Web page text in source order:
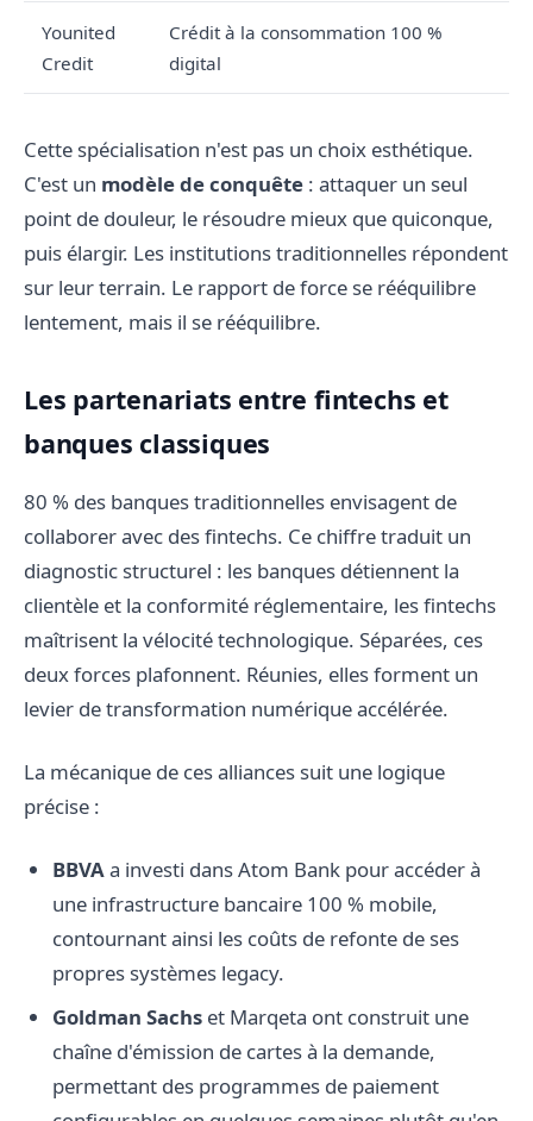
Younited
Credit
Crédit à la consommation 100 %
digital
Cette spécialisation n'est pas un choix esthétique.
C'est un modèle de conquête : attaquer un seul
point de douleur, le résoudre mieux que quiconque,
puis élargir. Les institutions traditionnelles répondent
sur leur terrain. Le rapport de force se rééquilibre
lentement, mais il se rééquilibre.
Les partenariats entre fintechs et
banques classiques
80 % des banques traditionnelles envisagent de
collaborer avec des fintechs. Ce chiffre traduit un
diagnostic structurel : les banques détiennent la
clientèle et la conformité réglementaire, les fintechs
maîtrisent la vélocité technologique. Séparées, ces
deux forces plafonnent. Réunies, elles forment un
levier de transformation numérique accélérée.
La mécanique de ces alliances suit une logique
précise :
BBVA a investi dans Atom Bank pour accéder à
une infrastructure bancaire 100 % mobile,
contournant ainsi les coûts de refonte de ses
propres systèmes legacy.
Goldman Sachs et Marqeta ont construit une
chaîne d'émission de cartes à la demande,
permettant des programmes de paiement